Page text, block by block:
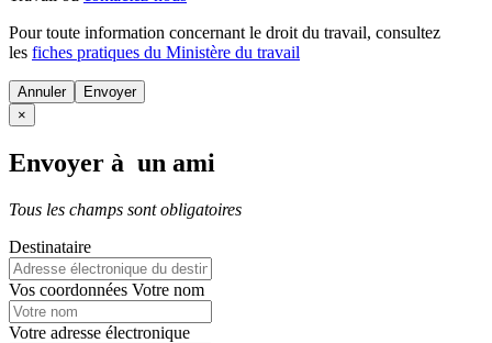
Pour toute information concernant le droit du travail, consultez
les fiches pratiques du Ministère du travail
Annuler
×
Envoyer à un ami
Tous les champs sont obligatoires
Destinataire
Vos coordonnées Votre nom
Votre adresse électronique